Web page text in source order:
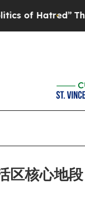
The Story
区核心地段